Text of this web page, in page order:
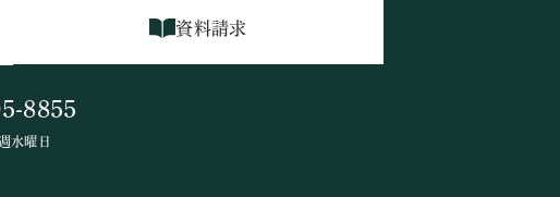
資料請求
8855
水曜日